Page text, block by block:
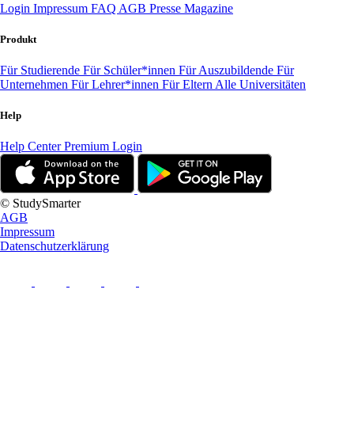
Login Impressum FAQ AGB Presse Magazine
Produkt
Für Studierende Für Schüler*innen Für Auszubildende Für
Unternehmen Für Lehrer*innen Für Eltern Alle Universitäten
Help
Help CenterPremium Login
© StudySmarter
AGB
Impressum
Datenschutzerklärung